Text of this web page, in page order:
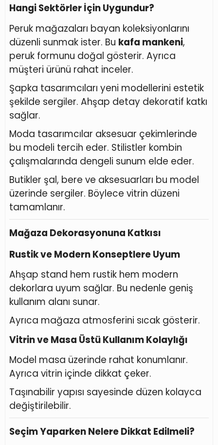
Hangi Sektörler İçin Uygundur?
Peruk mağazaları bayan koleksiyonlarını
düzenli sunmak ister. Bu kafa mankeni,
peruk formunu doğal gösterir. Ayrıca
müşteri ürünü rahat inceler.
Şapka tasarımcıları yeni modellerini estetik
şekilde sergiler. Ahşap detay dekoratif katkı
sağlar.
Moda tasarımcılar aksesuar çekimlerinde
bu modeli tercih eder. Stilistler kombin
çalışmalarında dengeli sunum elde eder.
Butikler şal, bere ve aksesuarları bu model
üzerinde sergiler. Böylece vitrin düzeni
tamamlanır.
Mağaza Dekorasyonuna Katkısı
Rustik ve Modern Konseptlere Uyum
Ahşap stand hem rustik hem modern
dekorlara uyum sağlar. Bu nedenle geniş
kullanım alanı sunar.
Ayrıca mağaza atmosferini sıcak gösterir.
Vitrin ve Masa Üstü Kullanım Kolaylığı
Model masa üzerinde rahat konumlanır.
Ayrıca vitrin içinde dikkat çeker.
Taşınabilir yapısı sayesinde düzen kolayca
değiştirilebilir.
Seçim Yaparken Nelere Dikkat Edilmeli?